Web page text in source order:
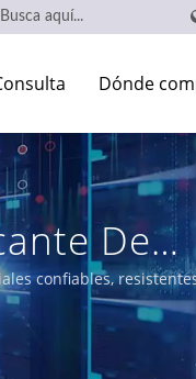
Dónde
De
| CTC
confiables,
PoE y